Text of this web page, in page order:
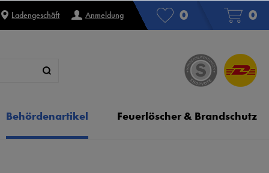
Ladengeschäft Anmeldung 0 0
Behördenartikel Feuerlöscher & Brandschutz